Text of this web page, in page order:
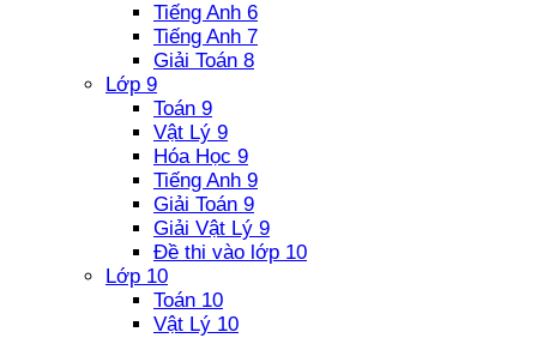
Tiếng Anh 6
Tiếng Anh 7
Giải Toán 8
Lớp 9
Toán 9
Vật Lý 9
Hóa Học 9
Tiếng Anh 9
Giải Toán 9
Giải Vật Lý 9
Đề thi vào lớp 10
Lớp 10
Toán 10
Vật Lý 10